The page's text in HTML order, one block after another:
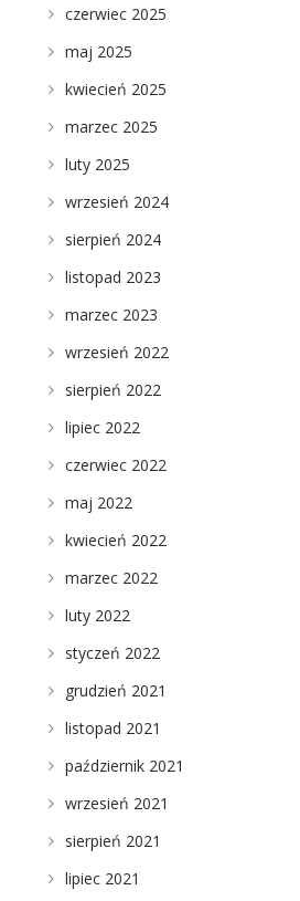
czerwiec 2025
maj 2025
kwiecień 2025
marzec 2025
luty 2025
wrzesień 2024
sierpień 2024
listopad 2023
marzec 2023
wrzesień 2022
sierpień 2022
lipiec 2022
czerwiec 2022
maj 2022
kwiecień 2022
marzec 2022
luty 2022
styczeń 2022
grudzień 2021
listopad 2021
październik 2021
wrzesień 2021
sierpień 2021
lipiec 2021